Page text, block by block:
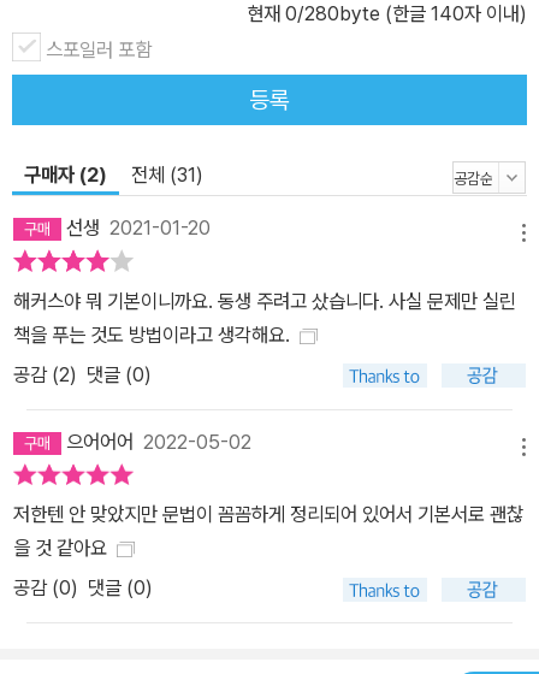
현재 0/280byte (한글 140자 이내)
스포일러 포함
등록
구매자 (2) 전체 (31)
선생 2021-01-20
해커스야 뭐 기본이니까요. 동생 주려고 샀습니다. 사실 문제만 실린
책을 푸는 것도 방법이라고 생각해요.
공감 (2) 댓글 (0)
으어어어 2022-05-02
저한텐 안 맞았지만 문법이 꼼꼼하게 정리되어 있어서 기본서로 괜찮
을 것 같아요
공감 (0) 댓글 (0)